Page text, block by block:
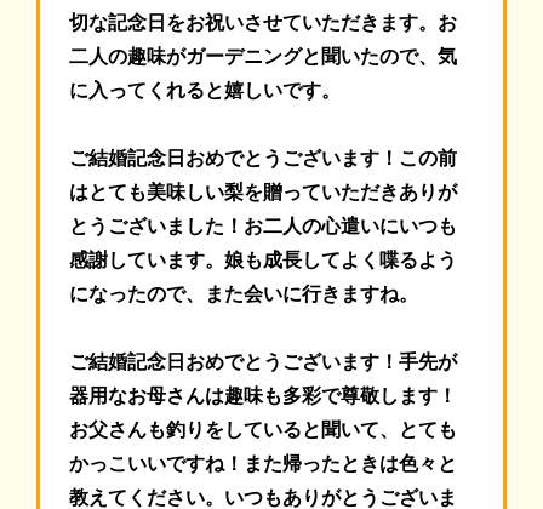
切な記念日をお祝いさせていただきます。お
二人の趣味がガーデニングと聞いたので、気
に入ってくれると嬉しいです。
ご結婚記念日おめでとうございます！ この前
はとても美味しい梨を贈っていただきありが
とうございました！お二人の心遣いにいつも
感謝しています。娘も成長してよく喋るよう
になったので、また会いに行きますね。
ご結婚記念日おめでとうございます！ 手先が
器用なお母さんは趣味も多彩で尊敬します！
お父さんも釣りをしていると聞いて、とても
かっこいいですね！また帰ったときは色々と
教えてください。いつもありがとうございま